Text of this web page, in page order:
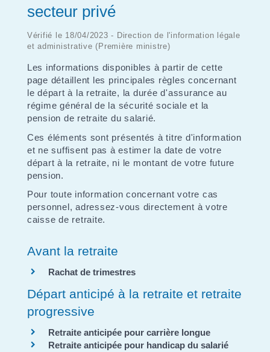
secteur privé
Vérifié le 18/04/2023 - Direction de l'information légale
et administrative (Première ministre)
Les informations disponibles à partir de cette
page détaillent les principales règles concernant
le départ à la retraite, la durée d'assurance au
régime général de la sécurité sociale et la
pension de retraite du salarié.
Ces éléments sont présentés à titre d'information
et ne suffisent pas à estimer la date de votre
départ à la retraite, ni le montant de votre future
pension.
Pour toute information concernant votre cas
personnel, adressez-vous directement à votre
caisse de retraite.
Avant la retraite
Rachat de trimestres
Départ anticipé à la retraite et retraite
progressive
Retraite anticipée pour carrière longue
Retraite anticipée pour handicap du salarié